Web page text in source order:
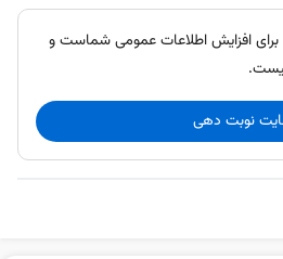
برای افزایش اطلاعات عمومی شماست و
نوبت دهی